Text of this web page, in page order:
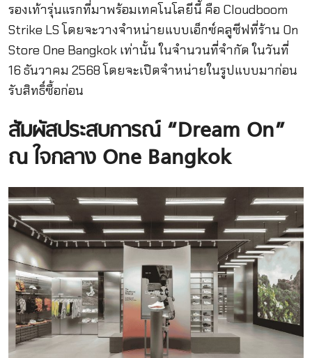
รองเท้ารุ่นแรกที่มาพร้อมเทคโนโลยีนี้ คือ Cloudboom
Strike LS โดยจะวางจำหน่ายแบบเอ็กซ์คลูซีฟที่ร้าน On
Store One Bangkok เท่านั้น ในจำนวนที่จำกัด ในวันที่
16 ธันวาคม 2568 โดยจะเปิดจำหน่ายในรูปแบบมาก่อน
รับสิทธิ์ซื้อก่อน
สัมผัสประสบการณ์ “Dream On”
ณ ใจกลาง One Bangkok